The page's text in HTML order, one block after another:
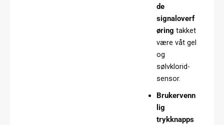
de
signaloverf
øring takket
være våt gel
og
sølvklorid-
sensor.
Brukervenn
lig
trykknapps